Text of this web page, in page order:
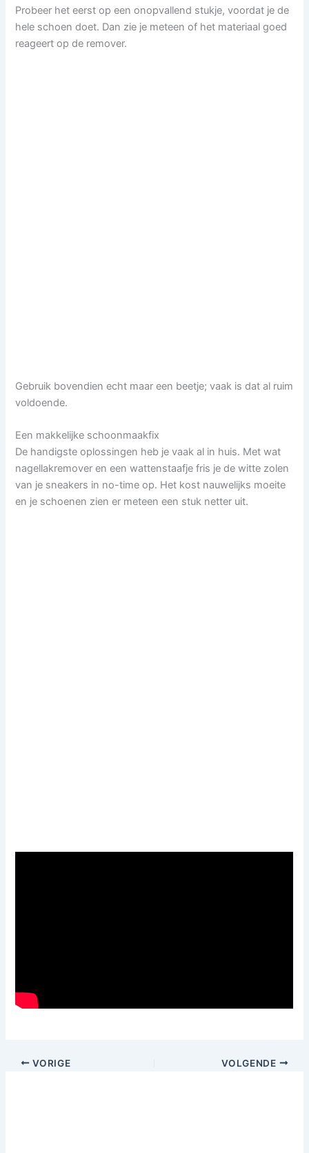
Probeer het eerst op een onopvallend stukje, voordat je de
hele schoen doet. Dan zie je meteen of het materiaal goed
reageert op de remover.
Gebruik bovendien echt maar een beetje; vaak is dat al ruim
voldoende.
Een makkelijke schoonmaakfix
De handigste oplossingen heb je vaak al in huis. Met wat
nagellakremover en een wattenstaafje fris je de witte zolen
van je sneakers in no-time op. Het kost nauwelijks moeite
en je schoenen zien er meteen een stuk netter uit.
VORIGE VOLGENDE